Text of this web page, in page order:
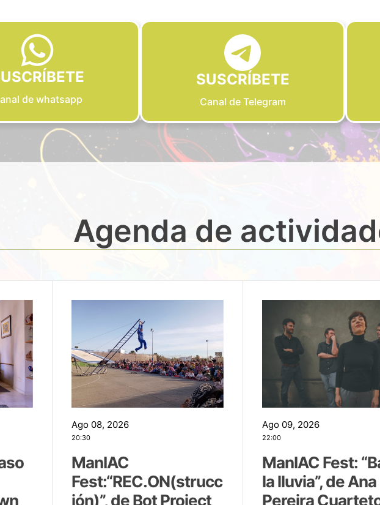
de whatsapp
SUSCRÍBETE
Canal de Telegram
Agenda de
Ago 08, 2026
20:30
ManIAC
Fest:“REC.ON(strucc
ión)”, de Bot Project
Ago 09, 2026
22:00
ManIAC Fest:
la lluvia”, de Ana
Pereira